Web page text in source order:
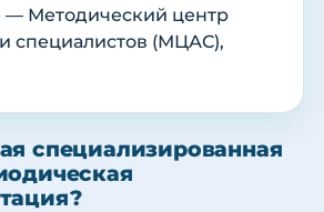
— Методический центр
специалистов (МЦАС),
специализированная